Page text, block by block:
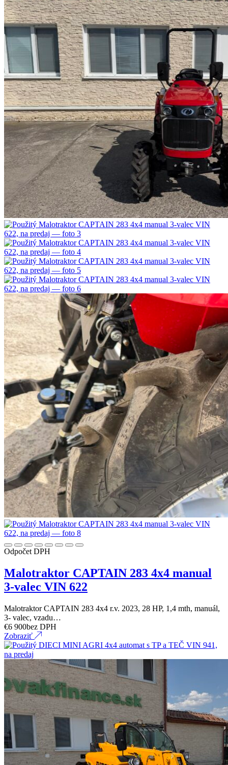
Odpočet DPH
Malotraktor CAPTAIN 283 4x4 manual
3-valec VIN 622
Malotraktor CAPTAIN 283 4x4 r.v. 2023, 28 HP, 1,4 mth, manuál,
3- valec, vzadu…
€6 900bez DPH
Zobraziť